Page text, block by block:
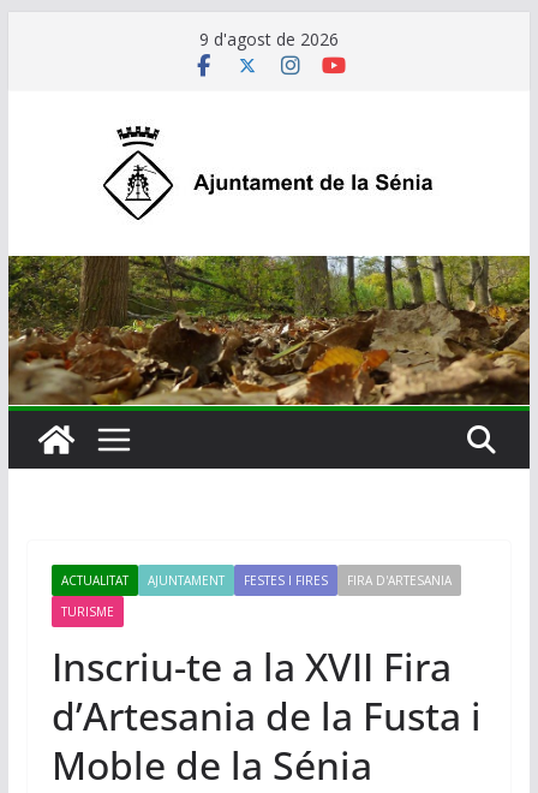
9 d'agost de 2026
ACTUALITAT AJUNTAMENT FESTES I FIRES
FIRA D'ARTESANIA
TURISME
Inscriu-te a la XVII Fira
d’Artesania de la Fusta i
Moble de la Sénia